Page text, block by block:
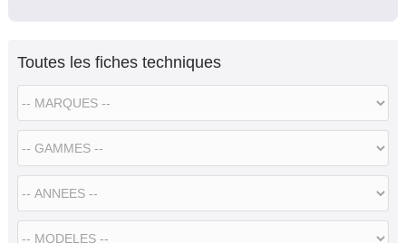
Toutes les fiches techniques